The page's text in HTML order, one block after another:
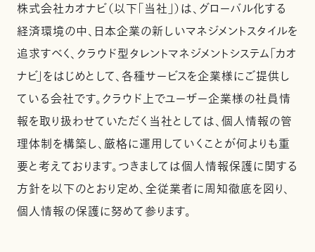
株式会社カオナビ（以下「当社」）は、グローバル化する
経済環境の中、日本企業の新しいマネジメントスタイルを
追求すべく、クラウド型タレントマネジメントシステム「カオ
ナビ」をはじめとして、各種サービスを企業様にご提供し
ている会社です。クラウド上でユーザー企業様の社員情
報を取り扱わせていただく当社としては、個人情報の管
理体制を構築し、厳格に運用していくことが何よりも重
要と考えております。つきましては個人情報保護に関する
方針を以下のとおり定め、全従業者に周知徹底を図り、
個人情報の保護に努めて参ります。